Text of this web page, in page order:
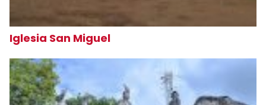
Iglesia San Miguel